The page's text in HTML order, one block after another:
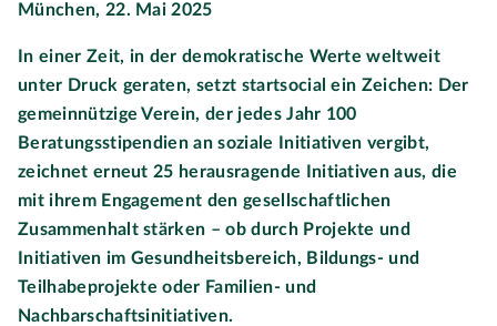
München, 22. Mai 2025
In einer Zeit, in der demokratische Werte weltweit
unter Druck geraten, setzt startsocial ein Zeichen: Der
gemeinnützige Verein, der jedes Jahr 100
Beratungsstipendien an soziale Initiativen vergibt,
zeichnet erneut 25 herausragende Initiativen aus, die
mit ihrem Engagement den gesellschaftlichen
Zusammenhalt stärken – ob durch Projekte und
Initiativen im Gesundheitsbereich, Bildungs- und
Teilhabeprojekte oder Familien- und
Nachbarschaftsinitiativen.